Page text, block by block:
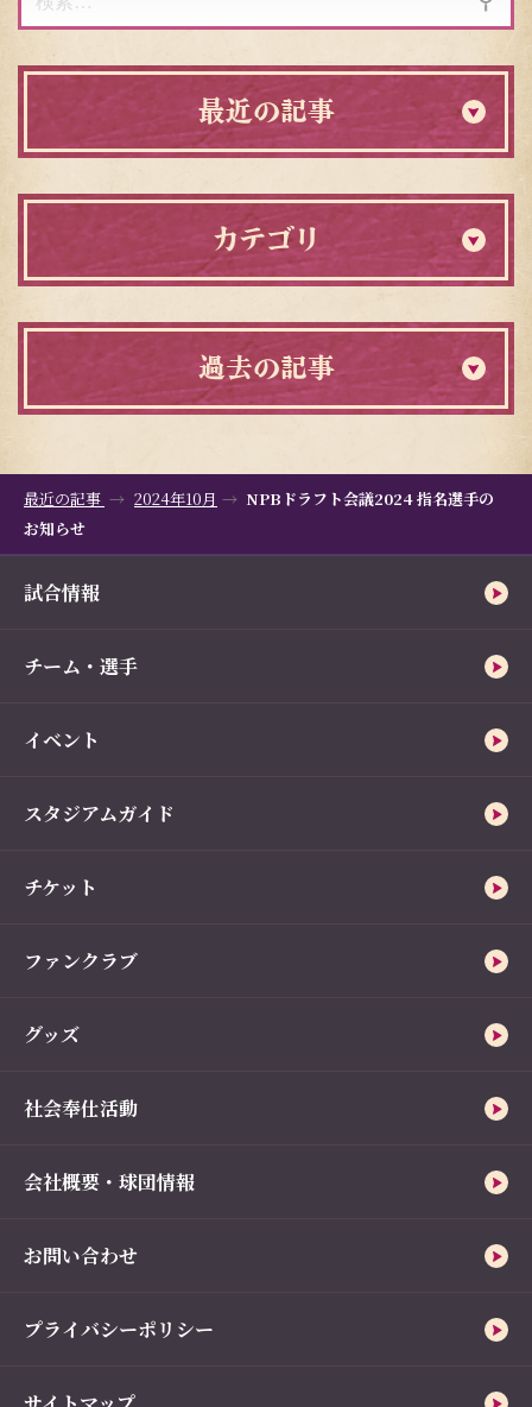
索:
最近の記事
カテゴリ
過去の記事
最近の記事 2024年10月
NPBドラフト会議2024 指名選手の
お知らせ
試合情報
チーム・選手
イベント
スタジアムガイド
チケット
ファンクラブ
グッズ
社会奉仕活動
会社概要・球団情報
お問い合わせ
プライバシーポリシー